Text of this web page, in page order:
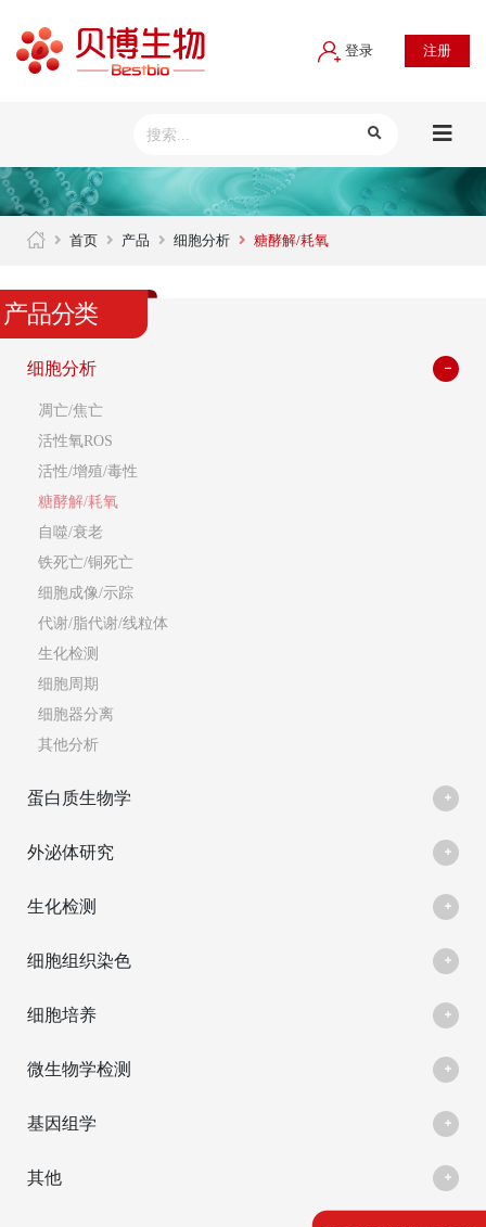
登录 注册
首页 产品 细胞分析 糖酵解/耗氧
产品分类
细胞分析
凋亡/焦亡
活性氧ROS
活性/增殖/毒性
糖酵解/耗氧
自噬/衰老
铁死亡/铜死亡
细胞成像/示踪
代谢/脂代谢/线粒体
生化检测
细胞周期
细胞器分离
其他分析
蛋白质生物学
外泌体研究
生化检测
细胞组织染色
细胞培养
微生物学检测
基因组学
其他